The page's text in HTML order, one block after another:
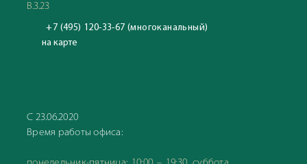
В.3.23
+7 (495) 120-33-67 (многоканальный)
на карте
С 23.06.2020
Время работы офиса: